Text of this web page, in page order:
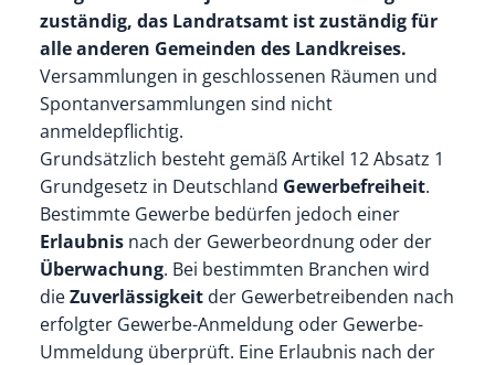
zuständig, das Landratsamt ist zuständig für
alle anderen Gemeinden des Landkreises.
Versammlungen in geschlossenen Räumen und
Spontanversammlungen sind nicht
anmeldepflichtig.
Grundsätzlich besteht gemäß Artikel 12 Absatz 1
Grundgesetz in Deutschland Gewerbefreiheit.
Bestimmte Gewerbe bedürfen jedoch einer
Erlaubnisnach der Gewerbeordnung oder der
Überwachung. Bei bestimmten Branchen wird
dieZuverlässigkeit der Gewerbetreibenden nach
erfolgter Gewerbe-Anmeldung oder Gewerbe-
Ummeldung überprüft. Eine Erlaubnis nach der